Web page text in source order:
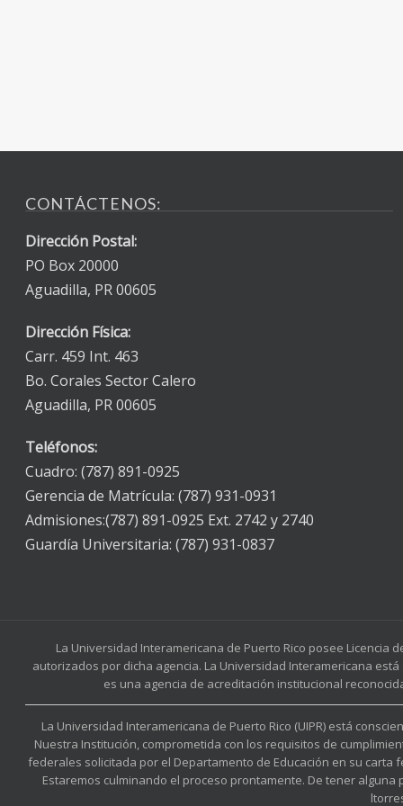
CONTÁCTENOS:
Dirección Postal:
PO Box 20000
Aguadilla, PR 00605
Dirección Física:
Carr. 459 Int. 463
Bo. Corales Sector Calero
Aguadilla, PR 00605
Teléfonos:
Cuadro: (787) 891-0925
Gerencia de Matrícula: (787) 931-0931
Admisiones:(787) 891-0925 Ext. 2742 y 2740
Guardía Universitaria: (787) 931-0837
La Universidad Interamericana de Puerto Rico posee Licencia
autorizados por dicha agencia. La Universidad Interamericana está
es una agencia de acreditación institucional
La Universidad Interamericana de Puerto Rico (UIPR) está
Nuestra Institución, comprometida con los requisitos de
federales solicitada por el Departamento de Educación en su
Estaremos culminando el proceso prontamente. De tener